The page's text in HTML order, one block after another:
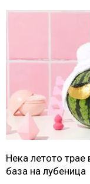
Нека летото
база на лубеница